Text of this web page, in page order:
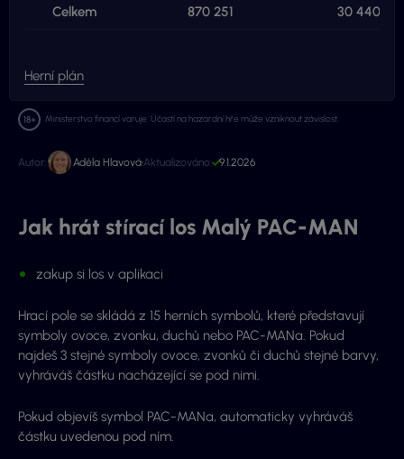
Celkem 870 251 30 440
Herní plán
Ministerstvo financí varuje: Účastí na hazardní hře může vzniknout závislost.
Autor: Adéla Hlavová Aktualizováno: 9.1.2026
Jak hrát stírací los Malý PAC-MAN
zakup si los v aplikaci
Hrací pole se skládá z 15 herních symbolů, které představují
symboly ovoce, zvonku, duchů nebo PAC-MANa. Pokud
najdeš 3 stejné symboly ovoce, zvonků či duchů stejné barvy,
vyhráváš částku nacházející se pod nimi.
Pokud objevíš symbol PAC-MANa, automaticky vyhráváš
částku uvedenou pod ním.